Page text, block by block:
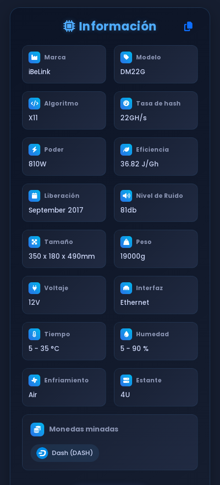
Información
Marca
iBeLink
Modelo
DM22G
Algoritmo
X11
Tasa de hash
22GH/s
Poder
810W
Eficiencia
36.82 J/Gh
Liberación
September 2017
Nivel de Ruido
81db
Tamaño
350 x 180 x 490mm
Peso
19000g
Voltaje
12V
Interfaz
Ethernet
Tiempo
5 - 35 °C
Humedad
5 - 90 %
Enfriamiento
Air
Estante
4U
Monedas minadas
Dash (DASH)